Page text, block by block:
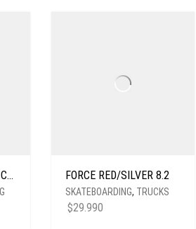
SPITFIRE RUEDAS F4 CONICAL 99DU YELLOW 53MM FORCE RED/SILVER 8.2
SKATEBOARDING, TRUCKS
$29.990